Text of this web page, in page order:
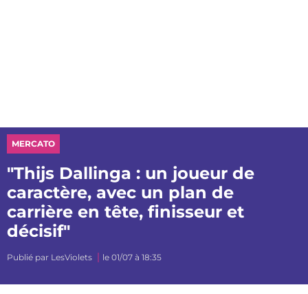
MERCATO
"Thijs Dallinga : un joueur de
caractère, avec un plan de
carrière en tête, finisseur et
décisif"
Publié par LesViolets le 01/07 à 18:35